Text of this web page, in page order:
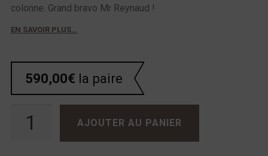
colonne. Grand bravo Mr Reynaud !
EN SAVOIR PLUS…
590,00€ la paire
AJOUTER AU PANIER